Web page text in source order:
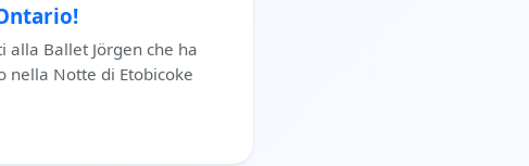
Ballet Jörgen che ha
nella Notte di Etobicoke